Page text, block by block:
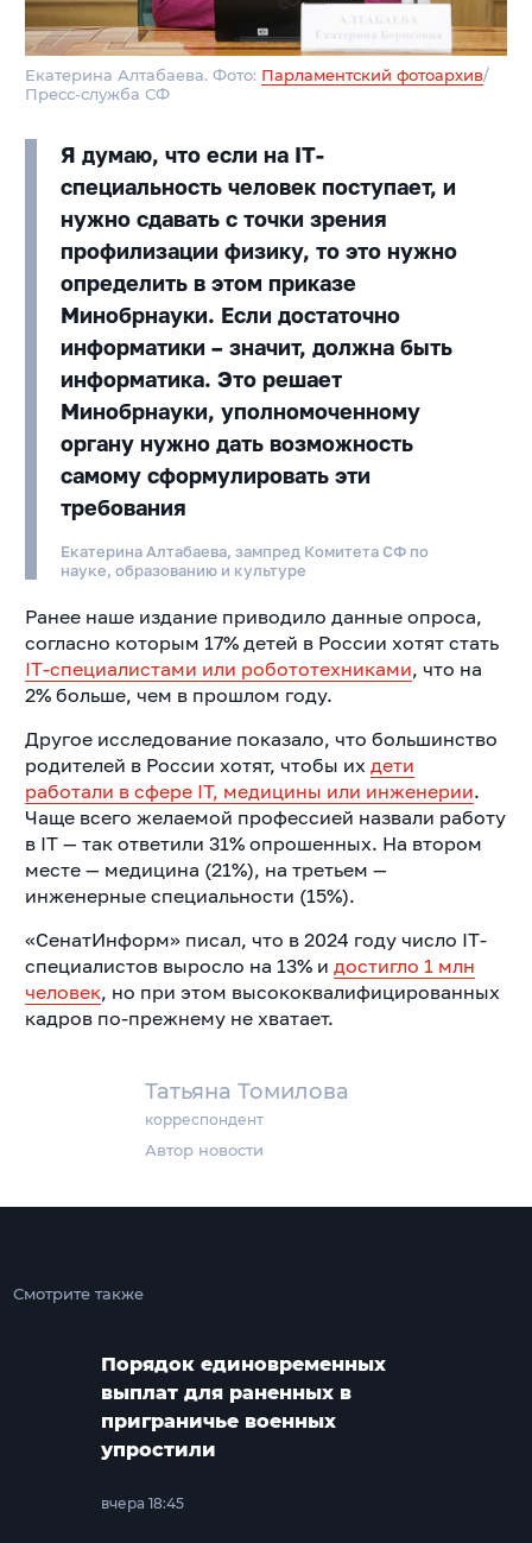
Татьяна Томилова
корреспондент
Автор новости
Екатерина Алтабаева. Фото: Парламентский фотоархив/
Пресс-служба СФ
Я думаю, что если на IT-
специальность человек поступает, и
нужно сдавать с точки зрения
профилизации физику, то это нужно
определить в этом приказе
Минобрнауки. Если достаточно
информатики – значит, должна быть
информатика. Это решает
Минобрнауки, уполномоченному
органу нужно дать возможность
самому сформулировать эти
требования
Екатерина Алтабаева, зампред Комитета СФ по
науке, образованию и культуре
Ранее наше издание приводило данные опроса,
согласно которым 17% детей в России хотят стать
IT-специалистами или робототехниками, что на
2% больше, чем в прошлом году.
Другое исследование показало, что большинство
родителей в России хотят, чтобы их дети
работали в сфере IT, медицины или инженерии.
Чаще всего желаемой профессией назвали работу
в IT — так ответили 31% опрошенных. На втором
месте — медицина (21%), на третьем —
инженерные специальности (15%).
«СенатИнформ» писал, что в 2024 году число IT-
специалистов выросло на 13% и достигло 1 млн
человек, но при этом высококвалифицированных
кадров по-прежнему не хватает.
Смотрите также
Порядок единовременных
выплат для раненных в
приграничье военных
упростили
вчера 18:45